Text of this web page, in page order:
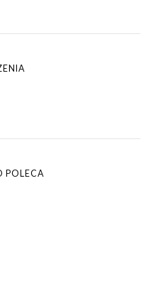
POLECA